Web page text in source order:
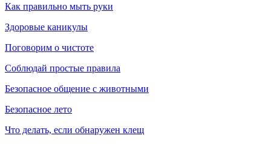
Как правильно мыть руки
Здоровые каникулы
Поговорим о чистоте
Соблюдай простые правила
Безопасное общение с животными
Безопасное лето
Что делать, если обнаружен клещ